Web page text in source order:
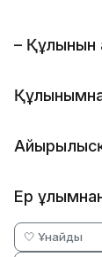
– Құлынын
Ер
🤍 Ұнайды